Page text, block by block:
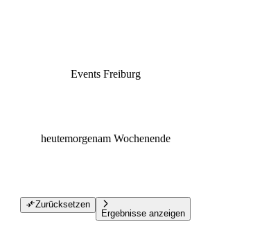
Events Freiburg
heutemorgenam Wochenende
Zurücksetzen
Ergebnisse anzeigen